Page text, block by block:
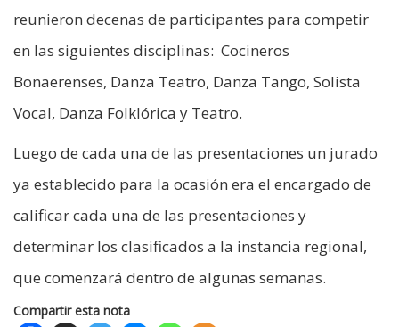
reunieron decenas de participantes para competir
en las siguientes disciplinas: Cocineros
Bonaerenses, Danza Teatro, Danza Tango, Solista
Vocal, Danza Folklórica y Teatro.
Luego de cada una de las presentaciones un jurado
ya establecido para la ocasión era el encargado de
calificar cada una de las presentaciones y
determinar los clasificados a la instancia regional,
que comenzará dentro de algunas semanas.
Compartir esta nota